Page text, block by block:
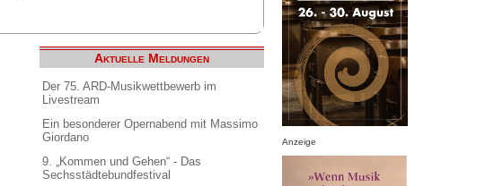
Aktuelle Meldungen
Der 75. ARD-Musikwettbewerb im
Livestream
Ein besonderer Opernabend mit Massimo
Giordano
9. „Kommen und Gehen“ - Das
Sechsstädtebundfestival
Anzeige